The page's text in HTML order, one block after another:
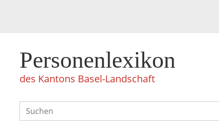
Personenlexikon
des Kantons Basel-Landschaft